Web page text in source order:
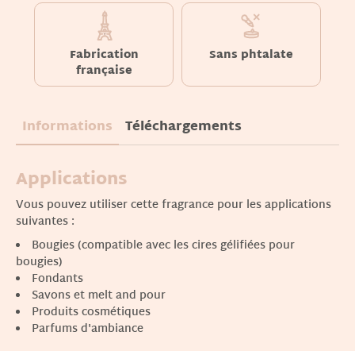
Fabrication
française
Sans phtalate
Informations Téléchargements
Applications
Vous pouvez utiliser cette fragrance pour les applications
suivantes :
Bougies (compatible avec les cires gélifiées pour
bougies)
Fondants
Savons et melt and pour
Produits cosmétiques
Parfums d'ambiance